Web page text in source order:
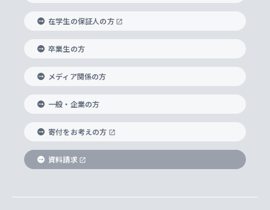
外国語学部
総合グローバル学部
国際教養学部
理工学部
Futures） – 持続可能な未来を考える６学科連携
思考と表現
データサイエンス
上智大学で学ぶ
海外で学ぶ
大学院
神学研究科
実践宗教学研究科
総合人間科学研究科
助産学専攻科
生涯学習
グローバル・コンサーン研究所
比較文化研究所
ヨーロッパ研究所
アジア文化研究所
アメリカ・カナダ研究所
重点領域研究・自由課題研究
研究活動に関する法令・研究費の使用について
心身の健康相談
ハラスメント防止の取り組み
障がいのある学生への支援
キャリア形成サポート
キャリア形成支援プログラム
就職（内定先）・進路統計
企業の採用ご担当者様へのご案内
住まいのサポート
研究生・外国人特別研究生・国費留学生
交換留学生(海外大学から上智大学で学ぶ)
ノンディグリー生
Sophia Short-term Program受講生
学費・奨学金
学部入学前に出願する奨学金
上智大学の理念
上智大学の沿革
ソフィア・アーカイブズ
上智大学とカトリック
グローバルエンゲージメント
上智大学を訪れた世界の知性
国連Weeks・アフリカWeeks
ダイバーシティ＆サステナビリティへの取り組み
上智大学公式ソーシャルメディア
学校法人上智学院について
数字で見る上智大学
上智大学のネットワーク
上智大学の出版物
在学生の保証人の方
卒業生の方
メディア関係の方
一般・企業の方
寄付をお考えの方
資料請求